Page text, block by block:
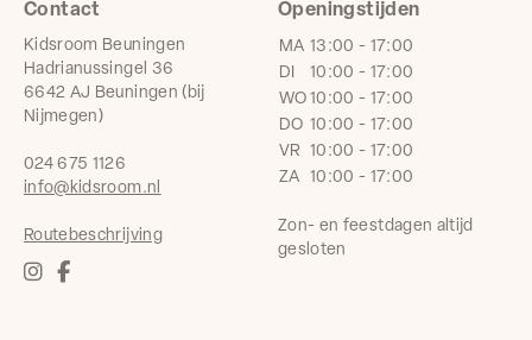
Contact
Kidsroom Beuningen
Hadrianussingel 36
6642 AJ Beuningen (bij
Nijmegen)
024 675 1126
info@kidsroom.nl
Routebeschrijving
Openingstijden
MA 13:00 - 17:00
DI
10:00 - 17:00
WO 10:00 - 17:00
DO 10:00 - 17:00
VR 10:00 - 17:00
ZA 10:00 - 17:00
Zon- en feestdagen altijd
gesloten